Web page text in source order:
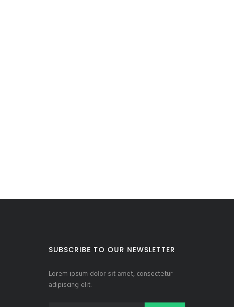
SUBSCRIBE TO OUR NEWSLETTER
Lorem ipsum dolor sit amet, consectetur
adipiscing elit.